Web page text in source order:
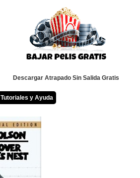
Descargar Atrapado Sin Salida Gratis
Tutoriales y Ayuda